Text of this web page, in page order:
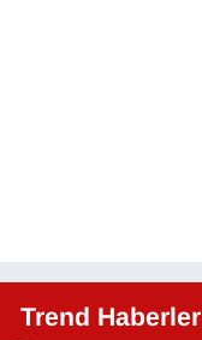
Trend Haberler